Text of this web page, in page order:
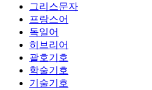
그리스문자
프랑스어
독일어
히브리어
괄호기호
학술기호
기술기호